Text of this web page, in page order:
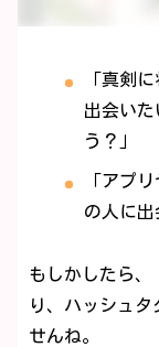
「真剣
出会い
う？」
「アプ
の人に出
もしかしたら、
り、ハッシュ
せんね。